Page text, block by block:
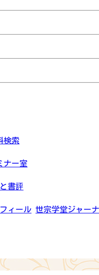
検索
ナー室
書評
ィール 世宗学堂ジャー